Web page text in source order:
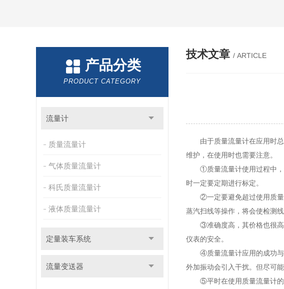
产品分类
PRODUCT CATEGORY
流量计
质量流量计
气体质量流量计
科氏质量流量计
液体质量流量计
定量装车系统
流量变送器
技术文章 / ARTICLE
由于质量流量计在应用时总
维护，在使用时也需要注意。
①质量流量计使用过程中，有
时一定要定期进行标定。
②一定要避免超过使用质量流
蒸汽扫线等操作，将会使检测
③准确度高，其价格也很高，
仪表的安全。
④质量流量计应用的成功与否
外加振动会引入干扰。但尽可
⑤平时在使用质量流量计的时